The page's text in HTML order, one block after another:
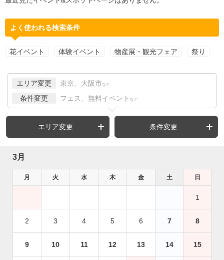
よく使われる検索条件
花イベント 体験イベント 物産展・観光フェア 祭り
エリア変更 東京、大阪市 など
条件変更 フェス、無料イベント など
エリア変更 条件変更
3月
月 火 水 木 金 土 日
1
2 3 4 5 6 7 8
9 10 11 12 13 14 15